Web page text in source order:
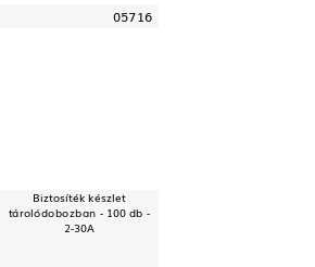
05716
Biztosíték készlet
tárolódobozban - 100 db -
2-30A